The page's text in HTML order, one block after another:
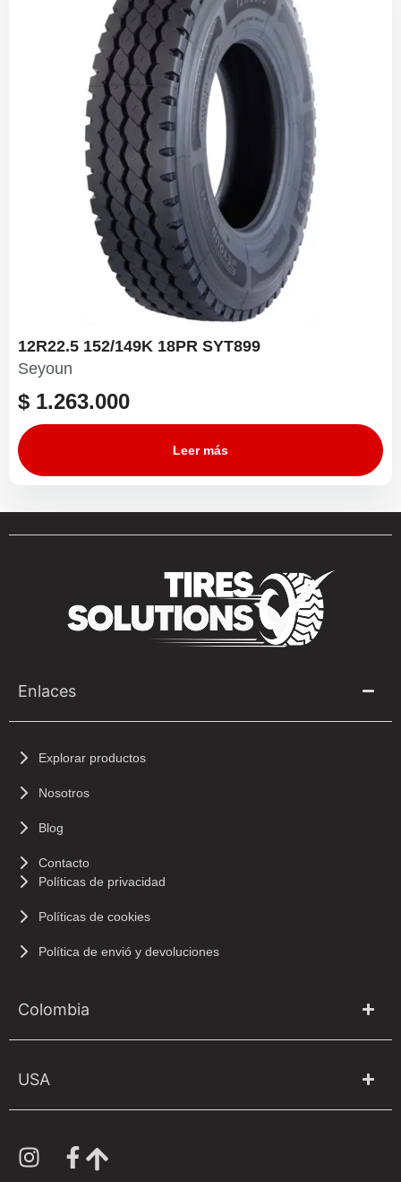
12R22.5 152/149K 18PR SYT899
Seyoun
$ 1.263.000
Leer más
Enlaces
Explorar productos
Nosotros
Blog
Contacto
Políticas de privacidad
Políticas de cookies
Política de envió y devoluciones
Colombia
USA